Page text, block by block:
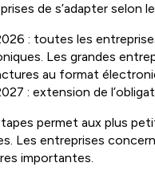
de s’adapter selon
: toutes les
Les grandes
au format
: extension de
permet aux plus
Les entreprises
importantes.